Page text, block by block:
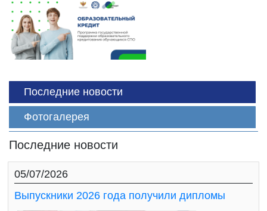
Последние новости
Фотогалерея
Последние новости
05/07/2026
Выпускники 2026 года получили дипломы